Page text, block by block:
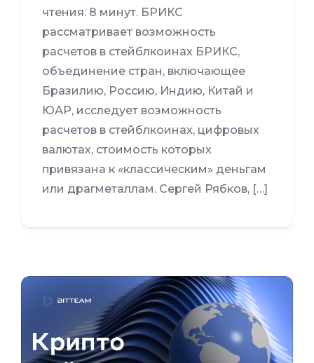
чтения: 8 минут. БРИКС
рассматривает возможность
расчетов в стейблкоинах БРИКС,
объединение стран, включающее
Бразилию, Россию, Индию, Китай и
ЮАР, исследует возможность
расчетов в стейблкоинах, цифровых
валютах, стоимость которых
привязана к «классическим» деньгам
или драгметаллам. Сергей Рябков, […]